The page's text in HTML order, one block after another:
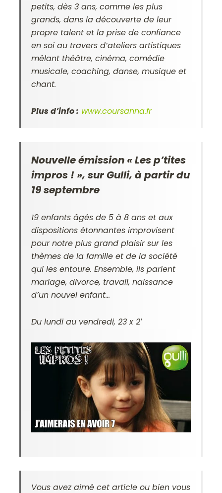
petits, dès 3 ans, comme les plus
grands, dans la découverte de leur
propre talent et la prise de confiance
en soi au travers d’ateliers artistiques
mêlant théâtre, cinéma, comédie
musicale, coaching, danse, musique et
chant.
Plus d’info : www.coursanna.fr
Nouvelle émission « Les p’tites
impros ! », sur Gulli, à partir du
19 septembre
19 enfants âgés de 5 à 8 ans et aux
dispositions étonnantes improvisent
pour notre plus grand plaisir sur les
thèmes de la famille et de la société
qui les entoure. Ensemble, ils parlent
mariage, divorce, travail, naissance
d’un nouvel enfant…
Du lundi au vendredi, 23 x 2′
Vous avez aimé cet article ou bien vous